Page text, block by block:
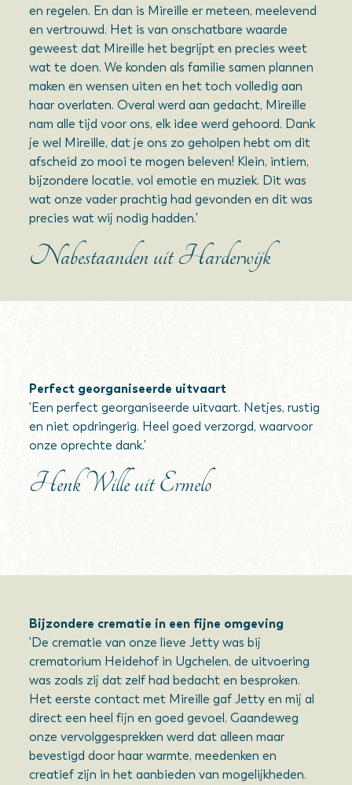
en regelen. En dan is Mireille er meteen, meelevend
en vertrouwd. Het is van onschatbare waarde
geweest dat Mireille het begrijpt en precies weet
wat te doen. We konden als familie samen plannen
maken en wensen uiten en het toch volledig aan
haar overlaten. Overal werd aan gedacht, Mireille
nam alle tijd voor ons, elk idee werd gehoord. Dank
je wel Mireille, dat je ons zo geholpen hebt om dit
afscheid zo mooi te mogen beleven! Klein, intiem,
bijzondere locatie, vol emotie en muziek. Dit was
wat onze vader prachtig had gevonden en dit was
precies wat wij nodig hadden.'
Nabestaanden uit Harderwijk
Perfect georganiseerde uitvaart
'Een perfect georganiseerde uitvaart. Netjes, rustig
en niet opdringerig. Heel goed verzorgd, waarvoor
onze oprechte dank.'
Henk Wille uit Ermelo
Bijzondere crematie in een fijne omgeving
'De crematie van onze lieve Jetty was bij
crematorium Heidehof in Ugchelen, de uitvoering
was zoals zij dat zelf had bedacht en besproken.
Het eerste contact met Mireille gaf Jetty en mij al
direct een heel fijn en goed gevoel. Gaandeweg
onze vervolggesprekken werd dat alleen maar
bevestigd door haar warmte, meedenken en
creatief zijn in het aanbieden van mogelijkheden.